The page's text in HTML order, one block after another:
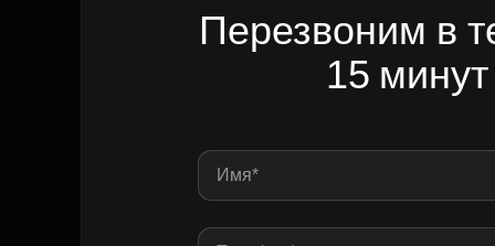
Перезвоним в
15 минут